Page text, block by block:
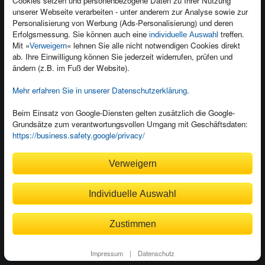
unserer Webseite verarbeiten - unter anderem zur Analyse sowie zur
Personalisierung von Werbung (Ads-Personalisierung) und deren
Erfolgsmessung. Sie können auch eine individuelle Auswahl treffen.
Mit »Verweigern« lehnen Sie alle nicht notwendigen Cookies direkt
ab. Ihre Einwilligung können Sie jederzeit widerrufen, prüfen und
ändern (z.B. im Fuß der Website).
Mehr erfahren Sie in unserer Datenschutzerklärung.
Beim Einsatz von Google-Diensten gelten zusätzlich die Google-
Grundsätze zum verantwortungsvollen Umgang mit Geschäftsdaten:
https://business.safety.google/privacy/
Zustimmen
Verweigern
Individuelle Auswahl
Impressum | Datenschutz
Presseservice
Dozentenservice
Ein Buch schreiben
Kundenservice
Wir sind gerne für Sie da!
service@rheinwerk-verlag.de
Rechnung Bankeinzug
Rheinwerk Verlag GmbH